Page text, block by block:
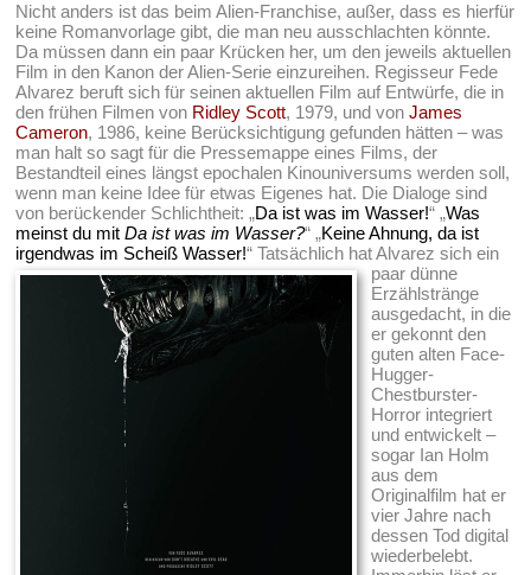
Nicht anders ist das beim Alien-Franchise, außer, dass es hierfür
keine Romanvorlage gibt, die man neu ausschlachten könnte.
Da müssen dann ein paar Krücken her, um den jeweils aktuellen
Film in den Kanon der Alien-Serie einzureihen. Regisseur Fede
Alvarez beruft sich für seinen aktuellen Film auf Entwürfe, die in
den frühen Filmen von Ridley Scott, 1979, und vonJames
Cameron, 1986, keine Berücksichtigung gefunden hätten – was
man halt so sagt für die Pressemappe eines Films, der
Bestandteil eines längst epochalen Kinouniversums werden soll,
wenn man keine Idee für etwas Eigenes hat. Die Dialoge sind
von berückender Schlichtheit: „Da ist was im Wasser!“ „Was
meinst du mitDa ist was im Wasser?“ „Keine Ahnung, da ist
irgendwas im Scheiß Wasser!“Tatsächlich hat Alvarez sich ein
paar dünne
Erzählstränge
ausgedacht, in die
er gekonnt den
guten alten Face-
Hugger-
Chestburster-
Horror integriert
und entwickelt –
sogar Ian Holm
aus dem
Originalfilm hat er
vier Jahre nach
dessen Tod digital
wiederbelebt.